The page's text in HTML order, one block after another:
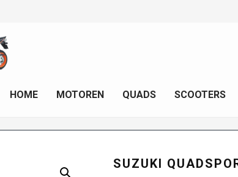
HOME MOTOREN QUADS SCOOTERS
SUZUKI